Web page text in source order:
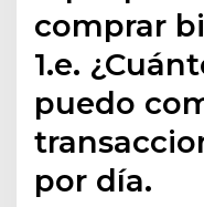
comprar
1.e.
puedo
por día.